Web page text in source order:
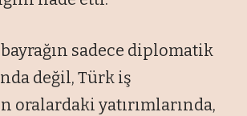
bayrağın sadece diplomatik
değil, Türk iş
oralardaki yatırımlarında,